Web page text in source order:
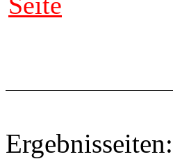
Ergebnisseiten: